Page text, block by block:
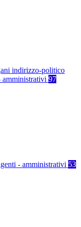
indirizzo-politico
97
- amministrativi 53